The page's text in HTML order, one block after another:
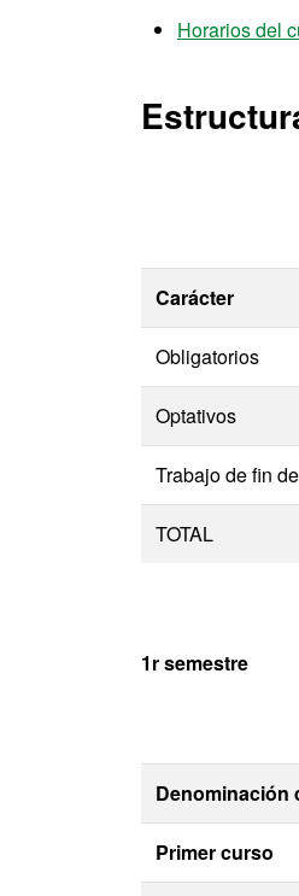
Horarios del
Carácter
Obligatorios
Optativos
Trabajo de fin
TOTAL
1r semestre
Denominación
Primer curso